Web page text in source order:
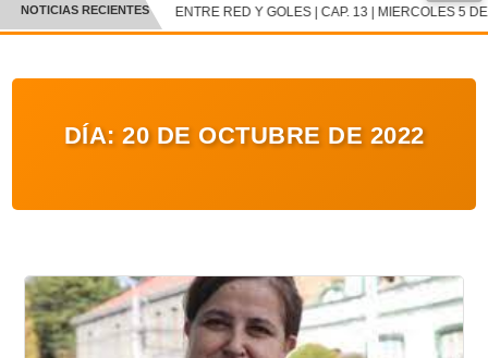
CRÓNICA
ENTRETENIMIENTO Y CULTURA
AUDIOS
VIDEOS
NOTICIAS RECIENTES ENTRE RED Y GOLES | CAP. 13 | MIERCOLES 5 DE
DÍA: 20 DE OCTUBRE DE 2022